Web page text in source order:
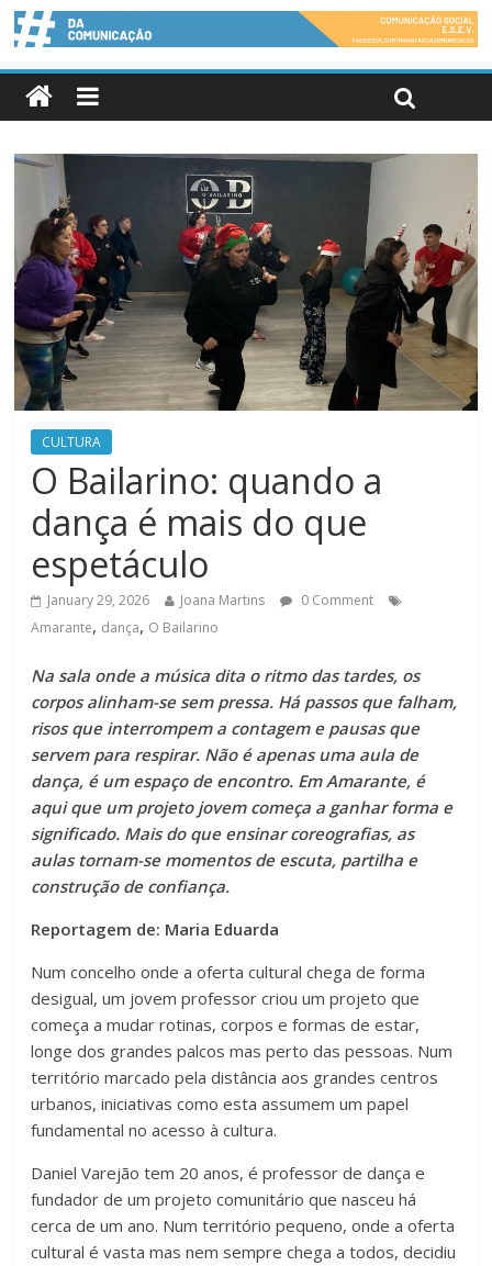
CULTURA
O Bailarino: quando a
dança é mais do que
espetáculo
January 29, 2026 Joana Martins
0 Comment
Amarante, dança, O Bailarino
Na sala onde a música dita o ritmo das tardes, os
corpos alinham-se sem pressa. Há passos que falham,
risos que interrompem a contagem e pausas que
servem para respirar. Não é apenas uma aula de
dança, é um espaço de encontro. Em Amarante, é
aqui que um projeto jovem começa a ganhar forma e
significado. Mais do que ensinar coreografias, as
aulas tornam-se momentos de escuta, partilha e
construção de confiança.
Reportagem de: Maria Eduarda
Num concelho onde a oferta cultural chega de forma
desigual, um jovem professor criou um projeto que
começa a mudar rotinas, corpos e formas de estar,
longe dos grandes palcos mas perto das pessoas. Num
território marcado pela distância aos grandes centros
urbanos, iniciativas como esta assumem um papel
fundamental no acesso à cultura.
Daniel Varejão tem 20 anos, é professor de dança e
fundador de um projeto comunitário que nasceu há
cerca de um ano. Num território pequeno, onde a oferta
cultural é vasta mas nem sempre chega a todos, decidiu